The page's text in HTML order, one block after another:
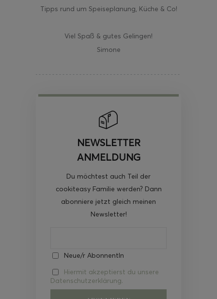
Tipps rund um Speiseplanung, Küche & Co!
Viel Spaß & gutes Gelingen!
Simone
NEWSLETTER
ANMELDUNG
Du möchtest auch Teil der
cookiteasy Familie werden? Dann
abonniere jetzt gleich meinen
Newsletter!
Neue/r AbonnentIn
Hiermit akzeptierst du unsere
Datenschutzerklärung.